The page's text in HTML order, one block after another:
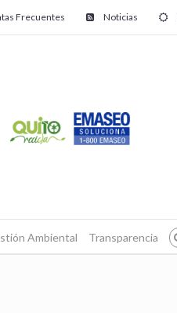
Frecuentes Noticias
Ambiental Transparencia